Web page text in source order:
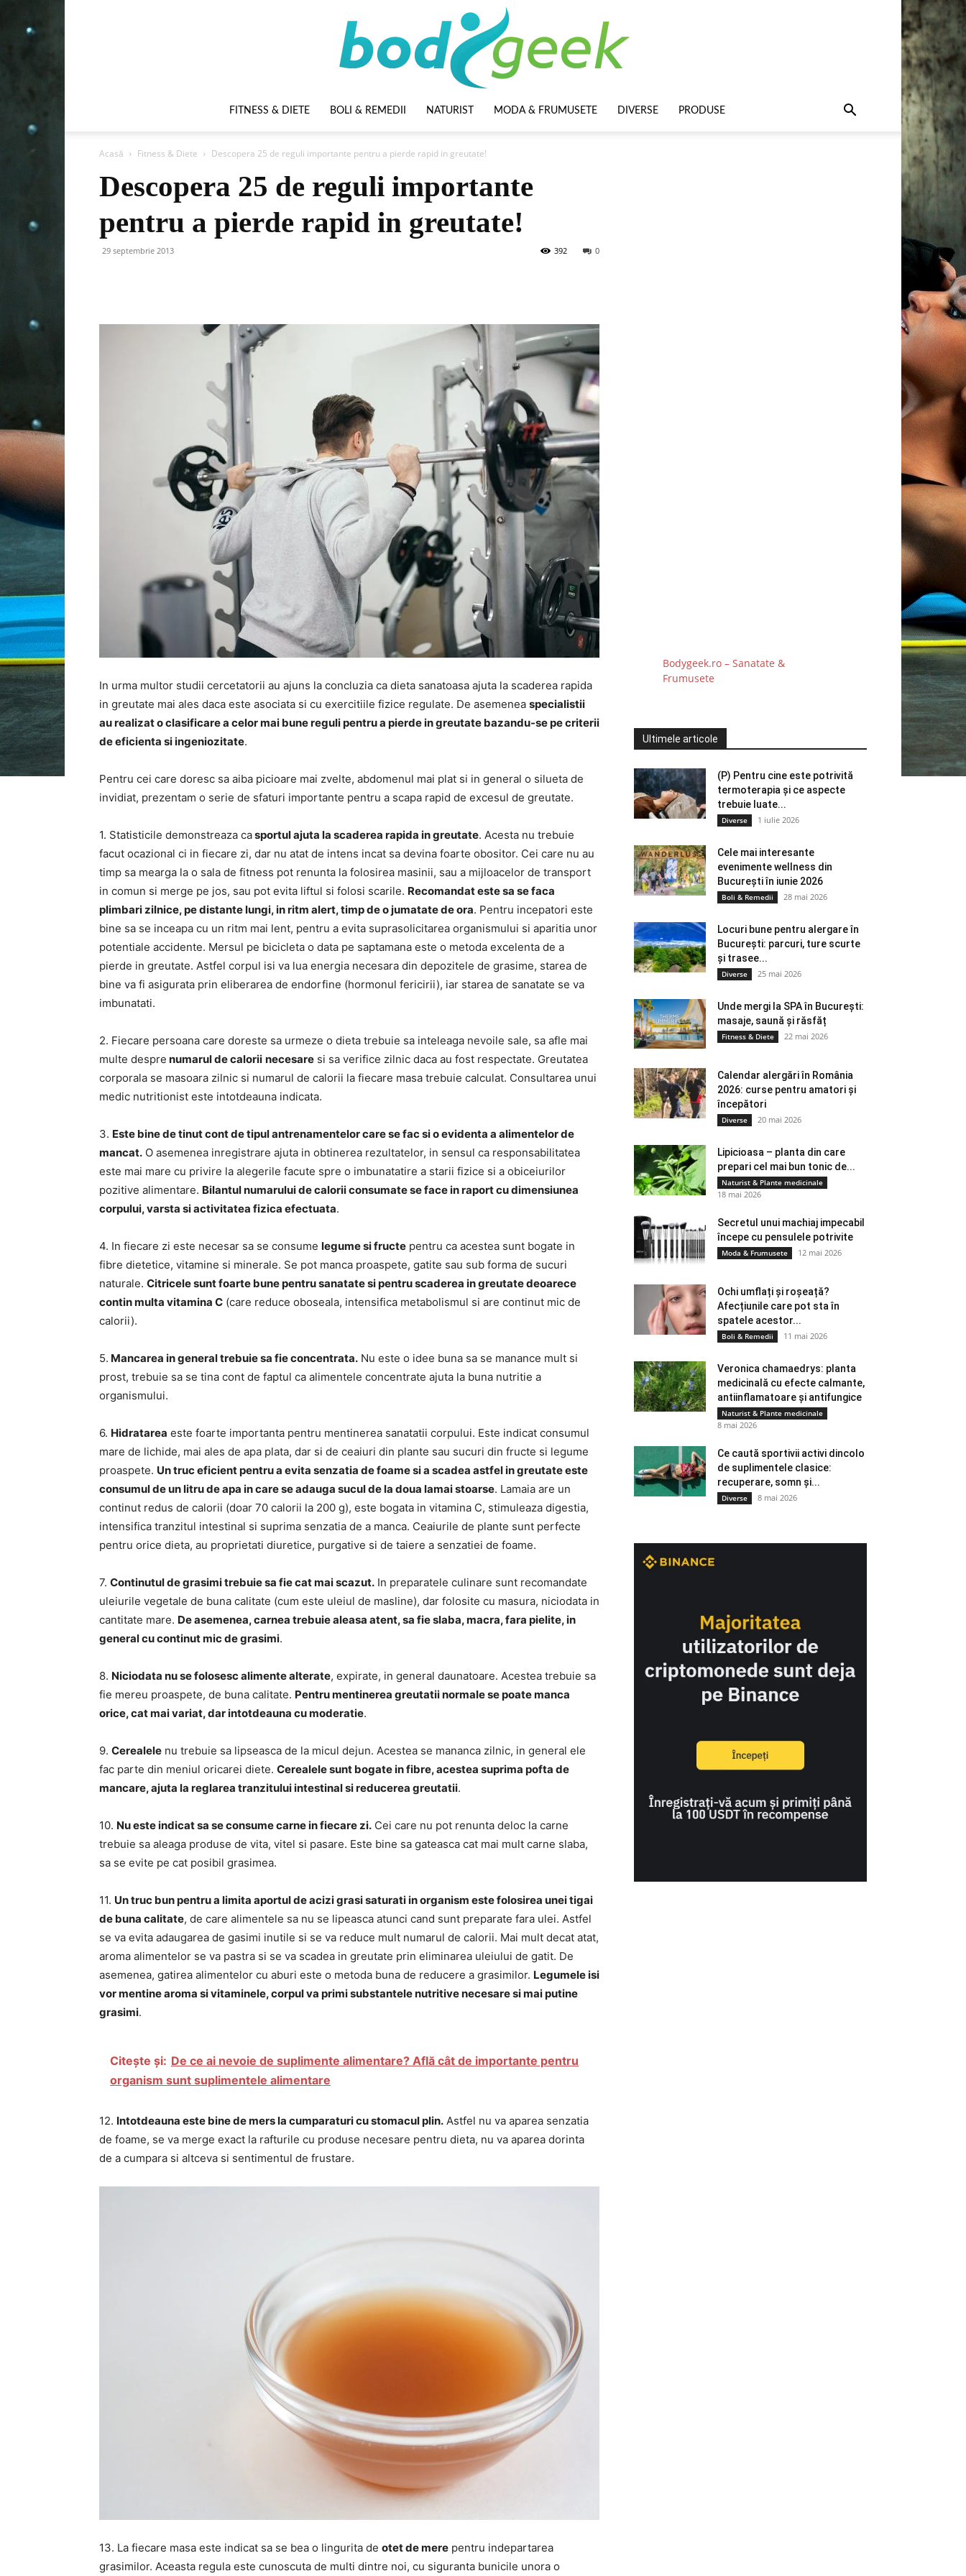
FITNESS & DIETE BOLI & REMEDII NATURIST MODA & FRUMUSETE DIVERSE PRODUSE
Acasă Fitness & Diete Descopera 25 de reguli importante pentru a pierde rapid in greutate!
Descopera 25 de reguli importante
pentru a pierde rapid in greutate!
29 septembrie 2013 0
392
In urma multor studii cercetatorii au ajuns la concluzia ca dieta sanatoasa ajuta la scaderea rapida
in greutate mai ales daca este asociata si cu exercitiile fizice regulate. De asemenea specialistii
au realizat o clasificare a celor mai bune reguli pentru a pierde in greutate bazandu-se pe criterii
de eficienta si ingeniozitate.
Pentru cei care doresc sa aiba picioare mai zvelte, abdomenul mai plat si in general o silueta de
invidiat, prezentam o serie de sfaturi importante pentru a scapa rapid de excesul de greutate.
1. Statisticile demonstreaza casportul ajuta la scaderea rapida in greutate. Acesta nu trebuie
facut ocazional ci in fiecare zi, dar nu atat de intens incat sa devina foarte obositor. Cei care nu au
timp sa mearga la o sala de fitness pot renunta la folosirea masinii, sau a mijloacelor de transport
in comun si merge pe jos, sau pot evita liftul si folosi scarile. Recomandat este sa se faca
plimbari zilnice, pe distante lungi, in ritm alert, timp de o jumatate de ora. Pentru incepatori este
bine sa se inceapa cu un ritm mai lent, pentru a evita suprasolicitarea organismului si aparitia unor
potentiale accidente. Mersul pe bicicleta o data pe saptamana este o metoda excelenta de a
pierde in greutate. Astfel corpul isi va lua energia necesara din depozitele de grasime, starea de
bine va fi asigurata prin eliberarea de endorfine (hormonul fericirii), iar starea de sanatate se va
imbunatati.
2. Fiecare persoana care doreste sa urmeze o dieta trebuie sa inteleaga nevoile sale, sa afle mai
multe despre numarul de calorii necesare si sa verifice zilnic daca au fost respectate. Greutatea
corporala se masoara zilnic si numarul de calorii la fiecare masa trebuie calculat. Consultarea unui
medic nutritionist este intotdeauna indicata.
3. Este bine de tinut cont de tipul antrenamentelor care se fac si o evidenta a alimentelor de
mancat. O asemenea inregistrare ajuta in obtinerea rezultatelor, in sensul ca responsabilitatea
este mai mare cu privire la alegerile facute spre o imbunatatire a starii fizice si a obiceiurilor
pozitive alimentare. Bilantul numarului de calorii consumate se face in raport cu dimensiunea
corpului, varsta si activitatea fizica efectuata.
4. In fiecare zi este necesar sa se consume legume si fructe pentru ca acestea sunt bogate in
fibre dietetice, vitamine si minerale. Se pot manca proaspete, gatite sau sub forma de sucuri
naturale. Citricele sunt foarte bune pentru sanatate si pentru scaderea in greutate deoarece
contin multa vitamina C (care reduce oboseala, intensifica metabolismul si are continut mic de
calorii).
5. Mancarea in general trebuie sa fie concentrata. Nu este o idee buna sa se manance mult si
prost, trebuie sa se tina cont de faptul ca alimentele concentrate ajuta la buna nutritie a
organismului.
6. Hidratarea este foarte importanta pentru mentinerea sanatatii corpului. Este indicat consumul
mare de lichide, mai ales de apa plata, dar si de ceaiuri din plante sau sucuri din fructe si legume
proaspete. Un truc eficient pentru a evita senzatia de foame si a scadea astfel in greutate este
consumul de un litru de apa in care se adauga sucul de la doua lamai stoarse. Lamaia are un
continut redus de calorii (doar 70 calorii la 200 g), este bogata in vitamina C, stimuleaza digestia,
intensifica tranzitul intestinal si suprima senzatia de a manca. Ceaiurile de plante sunt perfecte
pentru orice dieta, au proprietati diuretice, purgative si de taiere a senzatiei de foame.
7. Continutul de grasimi trebuie sa fie cat mai scazut. In preparatele culinare sunt recomandate
uleiurile vegetale de buna calitate (cum este uleiul de masline), dar folosite cu masura, niciodata in
cantitate mare. De asemenea, carnea trebuie aleasa atent, sa fie slaba, macra, fara pielite, in
general cu continut mic de grasimi.
8. Niciodata nu se folosesc alimente alterate, expirate, in general daunatoare. Acestea trebuie sa
fie mereu proaspete, de buna calitate. Pentru mentinerea greutatii normale se poate manca
orice, cat mai variat, dar intotdeauna cu moderatie.
9. Cerealele nu trebuie sa lipseasca de la micul dejun. Acestea se mananca zilnic, in general ele
fac parte din meniul oricarei diete. Cerealele sunt bogate in fibre, acestea suprima pofta de
mancare, ajuta la reglarea tranzitului intestinal si reducerea greutatii.
10. Nu este indicat sa se consume carne in fiecare zi. Cei care nu pot renunta deloc la carne
trebuie sa aleaga produse de vita, vitel si pasare. Este bine sa gateasca cat mai mult carne slaba,
sa se evite pe cat posibil grasimea.
11. Un truc bun pentru a limita aportul de acizi grasi saturati in organism este folosirea unei tigai
de buna calitate, de care alimentele sa nu se lipeasca atunci cand sunt preparate fara ulei. Astfel
se va evita adaugarea de gasimi inutile si se va reduce mult numarul de calorii. Mai mult decat atat,
aroma alimentelor se va pastra si se va scadea in greutate prin eliminarea uleiului de gatit. De
asemenea, gatirea alimentelor cu aburi este o metoda buna de reducere a grasimilor. Legumele isi
vor mentine aroma si vitaminele, corpul va primi substantele nutritive necesare si mai putine
grasimi.
Citește și: De ce ai nevoie de suplimente alimentare? Află cât de importante pentru
organism sunt suplimentele alimentare
12. Intotdeauna este bine de mers la cumparaturi cu stomacul plin. Astfel nu va aparea senzatia
de foame, se va merge exact la rafturile cu produse necesare pentru dieta, nu va aparea dorinta
de a cumpara si altceva si sentimentul de frustare.
13. La fiecare masa este indicat sa se bea o lingurita de otet de mere pentru indepartarea
grasimilor. Aceasta regula este cunoscuta de multi dintre noi, cu siguranta bunicile unora o
Bodygeek.ro – Sanatate &
Frumusete
Ultimele articole
(P) Pentru cine este potrivită
termoterapia și ce aspecte
trebuie luate...
Diverse 1 iulie 2026
Cele mai interesante
evenimente wellness din
București în iunie 2026
Boli & Remedii 28 mai 2026
Locuri bune pentru alergare în
București: parcuri, ture scurte
și trasee...
Diverse 25 mai 2026
Unde mergi la SPA în București:
masaje, saună și răsfăț
Fitness & Diete 22 mai 2026
Calendar alergări în România
2026: curse pentru amatori și
începători
Diverse 20 mai 2026
Lipicioasa – planta din care
prepari cel mai bun tonic de...
Naturist & Plante medicinale
18 mai 2026
Secretul unui machiaj impecabil
începe cu pensulele potrivite
Moda & Frumusete 12 mai 2026
Ochi umflați și roșeață?
Afecțiunile care pot sta în
spatele acestor...
Boli & Remedii 11 mai 2026
Veronica chamaedrys: planta
medicinală cu efecte calmante,
antiinflamatoare și antifungice
Naturist & Plante medicinale
8 mai 2026
Ce caută sportivii activi dincolo
de suplimentele clasice:
recuperare, somn și...
Diverse 8 mai 2026